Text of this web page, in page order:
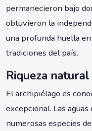
permanecieron bajo
obtuvieron la
una profunda huella
tradiciones del país.
Riqueza
El archipiélago es
excepcional. Las
numerosas especies